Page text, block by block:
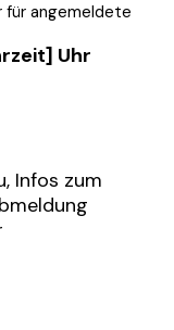
für angemeldete
Uhr
Infos zum